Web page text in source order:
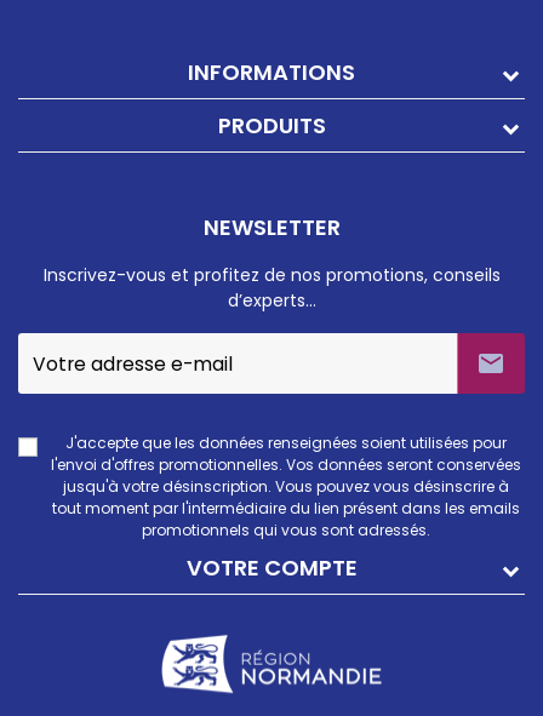
INFORMATIONS
PRODUITS
NEWSLETTER
Inscrivez-vous et profitez de nos promotions, conseils
d’experts…

J'accepte que les données renseignées soient utilisées pour
l'envoi d'offres promotionnelles. Vos données seront conservées
jusqu'à votre désinscription. Vous pouvez vous désinscrire à
tout moment par l'intermédiaire du lien présent dans les emails
promotionnels qui vous sont adressés.
VOTRE COMPTE